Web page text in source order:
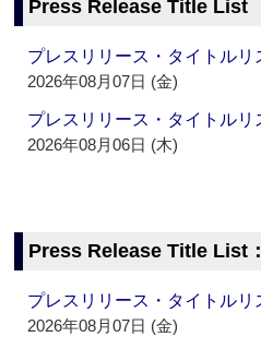
Press Release Title List
プレスリリース・タイトル
2026年08月07日 (金)
プレスリリース・タイトル
2026年08月06日 (木)
Press Release Title List
プレスリリース・タイトル
2026年08月07日 (金)